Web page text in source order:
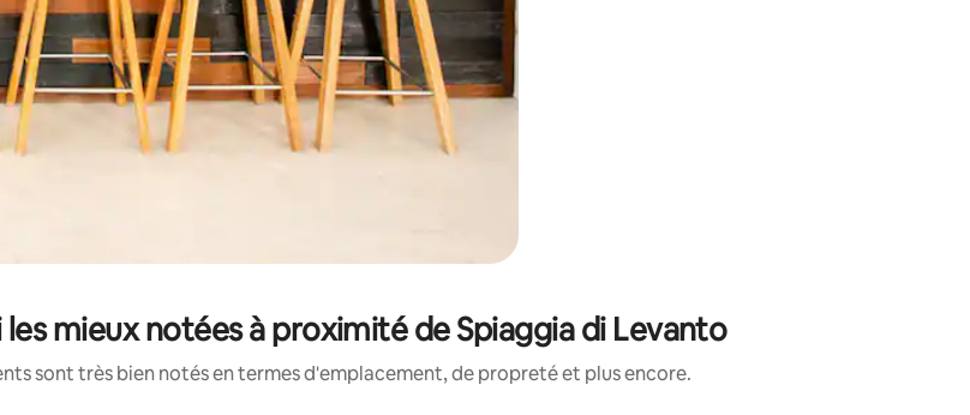
mieux notées à proximité de Spiaggia di Levanto
sont très bien notés en termes d'emplacement, de propreté et plus encore.